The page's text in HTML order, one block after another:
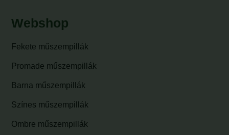
Webshop
Fekete műszempillák
Promade műszempillák
Barna műszempillák
Színes műszempillák
Ombre műszempillák